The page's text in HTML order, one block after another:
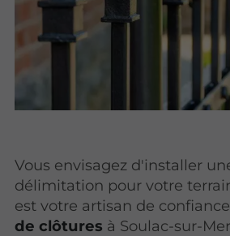
Vous envisagez d'installer
délimitation pour votre
est votre artisan de
de clôtures à Soulac-sur-